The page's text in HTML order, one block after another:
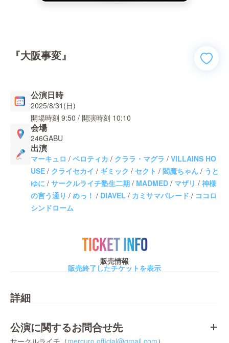
『大阪事変』
公演日時
2025/8/31(日)
開場時刻 9:50 / 開演時刻 10:10
会場
246GABU
出演
マーキュロ / ベロティカ / クララ・マグラ / VILLAINS HO
USE / クライセカイ / ギミック / セクト / 閻魔ちゃん / うと
ゆに / サークルライチ塾生二期 / MADMED / マザリ / 神様
の言う通り / めっ！ / DIAVEL / カミサマパレード / ココロ
シンドローム
TICKET INFO
販売情報
販売終了したチケットを表示
詳細
公演に関するお問合せ先
サークルライチ（mercuro.official@gmail.com）